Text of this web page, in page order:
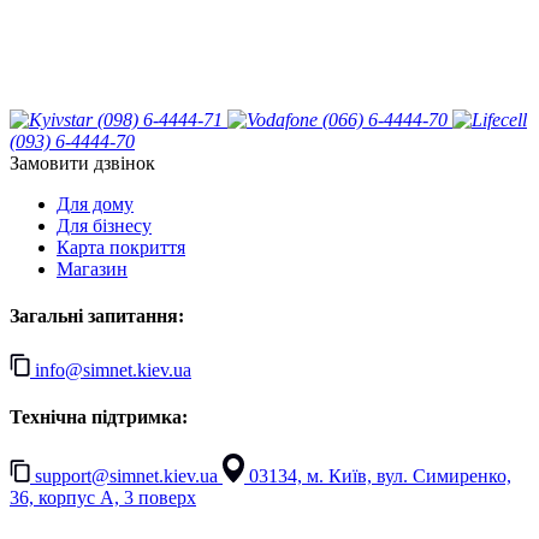
(098) 6-4444-71
(066) 6-4444-70
(093) 6-4444-70
Замовити дзвінок
Для дому
Для бізнесу
Карта покриття
Магазин
Загальні запитання:
info@simnet.kiev.ua
Технічна підтримка:
support@simnet.kiev.ua
03134, м. Київ, вул. Симиренко,
36, корпус А, 3 поверх